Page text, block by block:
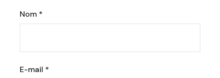
Nom *
E-mail *